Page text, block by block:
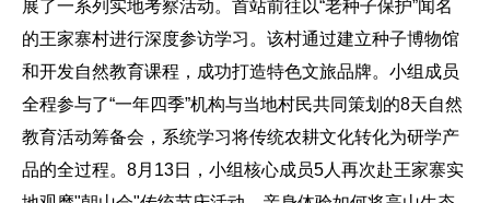
展了一系列实地考察活动。首站前往以“老种子保护”闻名
的王家寨村进行深度参访学习。该村通过建立种子博物馆
和开发自然教育课程，成功打造特色文旅品牌。小组成员
全程参与了“一年四季”机构与当地村民共同策划的8天自然
教育活动筹备会，系统学习将传统农耕文化转化为研学产
品的全过程。8月13日，小组核心成员5人再次赴王家寨实